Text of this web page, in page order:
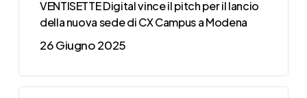
VENTISETTE Digital vince il pitch per il lancio
della nuova sede di CX Campus a Modena
26 Giugno 2025